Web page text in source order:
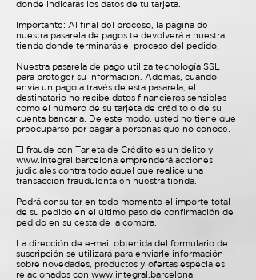
donde indicarás los datos de tu tarjeta.
Importante: Al final del proceso, la página de
nuestra pasarela de pagos te devolverá a nuestra
tienda donde terminarás el proceso del pedido.
Nuestra pasarela de pago utiliza tecnología SSL
para proteger su información. Además, cuando
envía un pago a través de esta pasarela, el
destinatario no recibe datos financieros sensibles
como el número de su tarjeta de crédito o de su
cuenta bancaria. De este modo, usted no tiene que
preocuparse por pagar a personas que no conoce.
El fraude con Tarjeta de Crédito es un delito y
www.integral.barcelona emprenderá acciones
judiciales contra todo aquel que realice una
transacción fraudulenta en nuestra tienda.
Podrá consultar en todo momento el importe total
de su pedido en el último paso de confirmación de
pedido en su cesta de la compra.
La dirección de e-mail obtenida del formulario de
suscripción se utilizará para enviarle información
sobre novedades, productos y ofertas especiales
relacionados con www.integral.barcelona